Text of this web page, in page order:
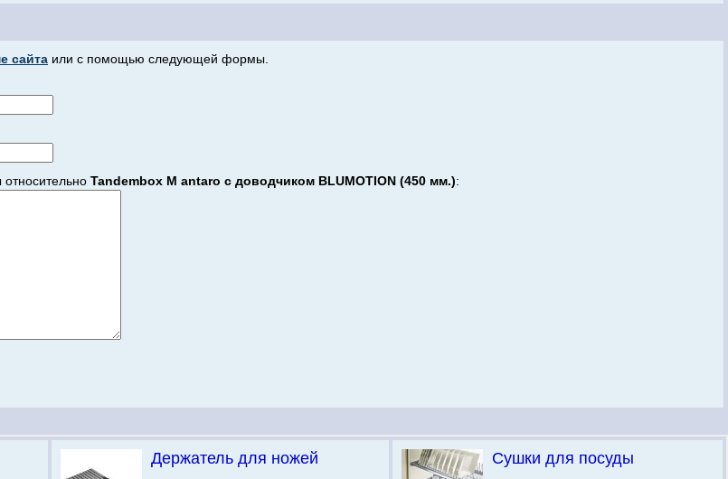
сайта или с помощью следующей формы.
Tandembox M antaro c доводчиком BLUMOTION (450 мм.):
Держатель для ножей Сушки для посуды